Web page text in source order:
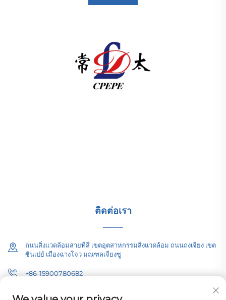
ติดต่อเรา
ถนนสิ่งแวดล้อมสายที่สี่ เขตอุตสาหกรรมสิ่งแวดล้อม ถนนถงเจียง เขต
ซินเป่ย์ เมืองฉางโจว มณฑลเจียงซู
+86-15900780682
[email protected]